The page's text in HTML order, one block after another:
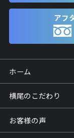
アフ
ホーム
横尾のこだわり
お客様の声